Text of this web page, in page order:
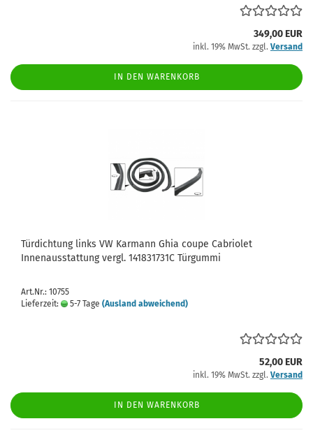
349,00 EUR
inkl. 19% MwSt. zzgl. Versand
IN DEN WARENKORB
Türdichtung links VW Karmann Ghia coupe Cabriolet
Innenausstattung vergl. 141831731C Türgummi
Art.Nr.: 10755
Lieferzeit:
5-7 Tage (Ausland abweichend)
52,00 EUR
inkl. 19% MwSt. zzgl. Versand
IN DEN WARENKORB